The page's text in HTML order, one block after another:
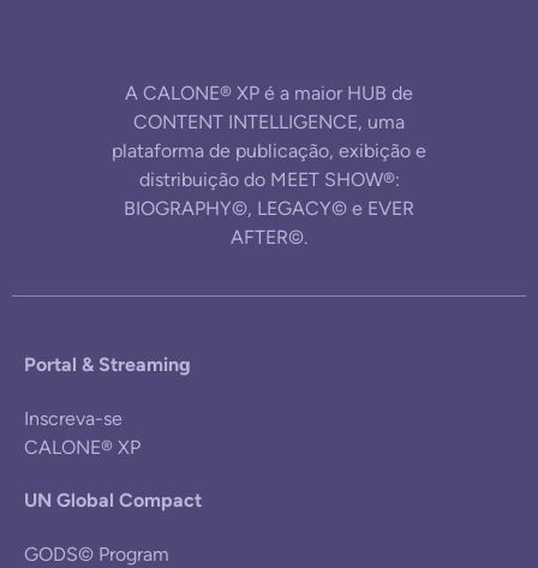
A CALONE® XP é a maior HUB de
CONTENT INTELLIGENCE, uma
plataforma de publicação, exibição e
distribuição do MEET SHOW®:
BIOGRAPHY©, LEGACY© e EVER
AFTER©.
Portal & Streaming
Inscreva-se
CALONE® XP
UN Global Compact
GODS© Program